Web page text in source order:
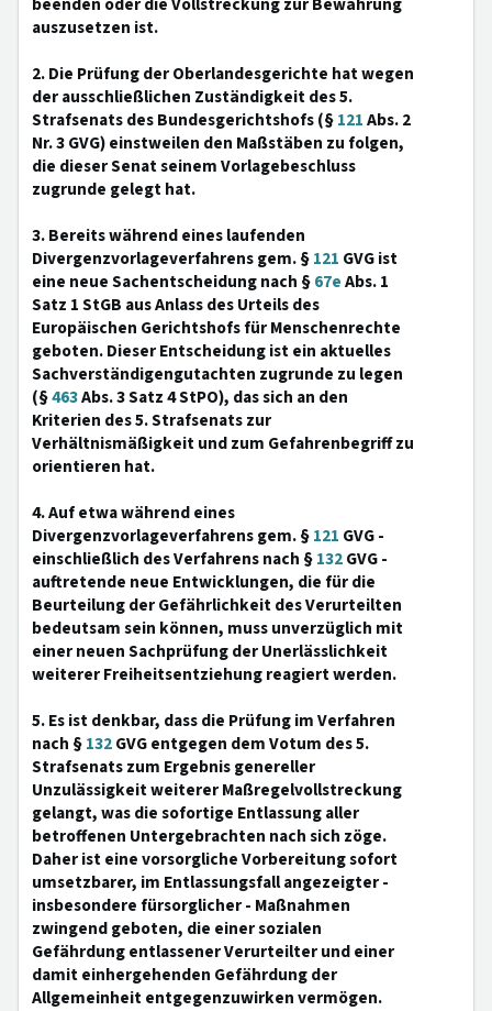
auszusetzen ist.
2. Die Prüfung der Oberlandesgerichte hat wegen
der ausschließlichen Zuständigkeit des 5.
Strafsenats des Bundesgerichtshofs (§121Abs. 2
Nr. 3 GVG) einstweilen den Maßstäben zu folgen,
die dieser Senat seinem Vorlagebeschluss
zugrunde gelegt hat.
3. Bereits während eines laufenden
Divergenzvorlageverfahrens gem. §121 GVG ist
eine neue Sachentscheidung nach §67eAbs. 1
Satz 1 StGB aus Anlass des Urteils des
Europäischen Gerichtshofs für Menschenrechte
geboten. Dieser Entscheidung ist ein aktuelles
Sachverständigengutachten zugrunde zu legen
(§463Abs. 3 Satz 4 StPO), das sich an den
Kriterien des 5. Strafsenats zur
Verhältnismäßigkeit und zum Gefahrenbegriff zu
orientieren hat.
4. Auf etwa während eines
Divergenzvorlageverfahrens gem. §121 GVG -
einschließlich des Verfahrens nach §132GVG -
auftretende neue Entwicklungen, die für die
Beurteilung der Gefährlichkeit des Verurteilten
bedeutsam sein können, muss unverzüglich mit
einer neuen Sachprüfung der Unerlässlichkeit
weiterer Freiheitsentziehung reagiert werden.
5. Es ist denkbar, dass die Prüfung im Verfahren
nach §132GVG entgegen dem Votum des 5.
Strafsenats zum Ergebnis genereller
Unzulässigkeit weiterer Maßregelvollstreckung
gelangt, was die sofortige Entlassung aller
betroffenen Untergebrachten nach sich zöge.
Daher ist eine vorsorgliche Vorbereitung sofort
umsetzbarer, im Entlassungsfall angezeigter -
insbesondere fürsorglicher - Maßnahmen
zwingend geboten, die einer sozialen
Gefährdung entlassener Verurteilter und einer
damit einhergehenden Gefährdung der
Allgemeinheit entgegenzuwirken vermögen.